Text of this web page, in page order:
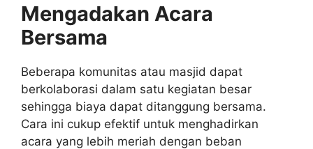
Mengadakan Acara
Bersama
Beberapa komunitas atau masjid dapat
berkolaborasi dalam satu kegiatan besar
sehingga biaya dapat ditanggung bersama.
Cara ini cukup efektif untuk menghadirkan
acara yang lebih meriah dengan beban